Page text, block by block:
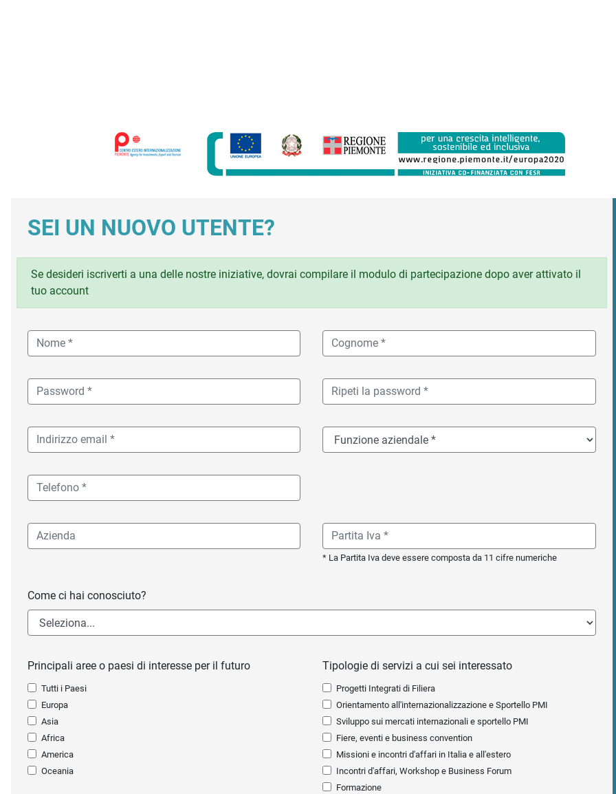
SEI UN NUOVO UTENTE?
Se desideri iscriverti a una delle nostre iniziative, dovrai compilare il modulo di partecipazione dopo aver attivato il
tuo account
* La Partita Iva deve essere composta da 11 cifre numeriche
Come ci hai conosciuto?
Principali aree o paesi di interesse per il futuro
Tutti i Paesi
Europa
Asia
Africa
America
Oceania
Tipologie di servizi a cui sei interessato
Progetti Integrati di Filiera
Orientamento all'internazionalizzazione e Sportello PMI
Sviluppo sui mercati internazionali e sportello PMI
Fiere, eventi e business convention
Missioni e incontri d'affari in Italia e all'estero
Incontri d'affari, Workshop e Business Forum
Formazione